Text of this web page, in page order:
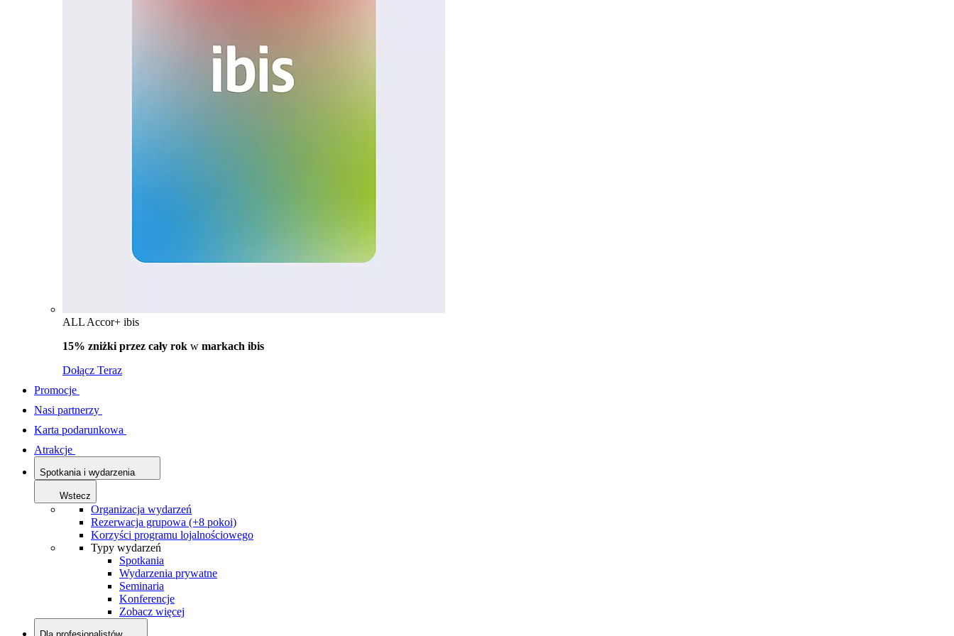
ALL Accor+ ibis
15% zniżki przez cały rok w markach ibis
Dołącz Teraz
Promocje
Nasi partnerzy
Karta podarunkowa
Atrakcje
Spotkania i wydarzenia
Wstecz
Organizacja wydarzeń
Rezerwacja grupowa (+8 pokoi)
Korzyści programu lojalnościowego
Typy wydarzeń
Spotkania
Wydarzenia prywatne
Seminaria
Konferencje
Zobacz więcej